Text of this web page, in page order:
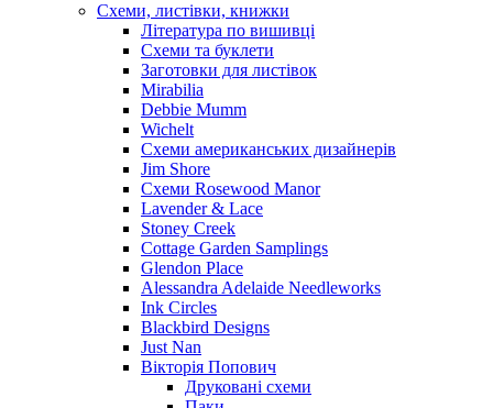
Схеми, листівки, книжки
Література по вишивці
Схеми та буклети
Заготовки для листівок
Mirabilia
Debbie Mumm
Wichelt
Схеми американських дизайнерів
Jim Shore
Cхеми Rosewood Manor
Lavender & Lace
Stoney Creek
Cottage Garden Samplings
Glendon Place
Alessandra Adelaide Needleworks
Ink Circles
Blackbird Designs
Just Nan
Вікторія Попович
Друковані схеми